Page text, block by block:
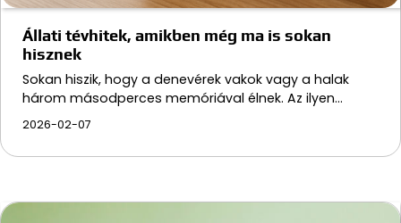
Állati tévhitek, amikben még ma is sokan
hisznek
Sokan hiszik, hogy a denevérek vakok vagy a halak
három másodperces memóriával élnek. Az ilyen…
2026-02-07